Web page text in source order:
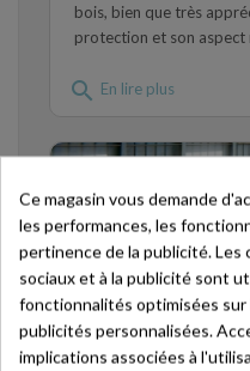
bois, bien que très
protection et son aspect
search En lire plus
Ce magasin vous demande
les performances, les
pertinence de la publicité. Les
sociaux et à la publicité sont
fonctionnalités optimisées sur
publicités personnalisées.
implications associées à